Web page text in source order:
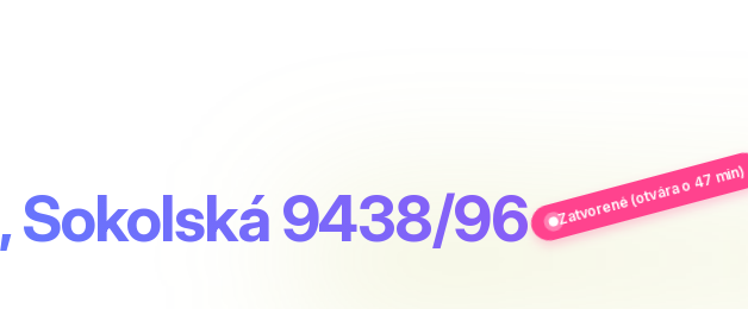
, Sokolská 9438/96 Zatvorené (otvára o 47 min)